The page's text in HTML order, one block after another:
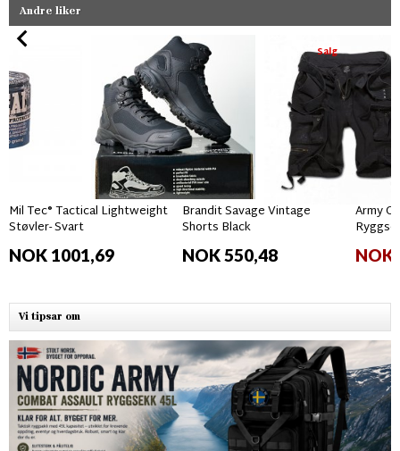
Andre liker
Mil Tec® Tactical Lightweight
Støvler- Svart
NOK 1001,69
Salg
Brandit Savage Vintage
Shorts Black
NOK 550,48
Army
NOK
Vi tipsar om